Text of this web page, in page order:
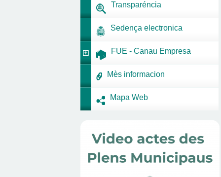
Transparéncia
Sedença electronica
FUE - Canau Empresa
Mès informacion
Mapa Web